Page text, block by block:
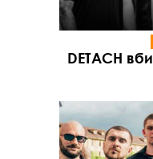
DETACH